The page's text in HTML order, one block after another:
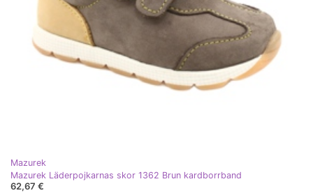
Mazurek
Mazurek Läderpojkarnas skor 1362 Brun kardborrband
62,67 €